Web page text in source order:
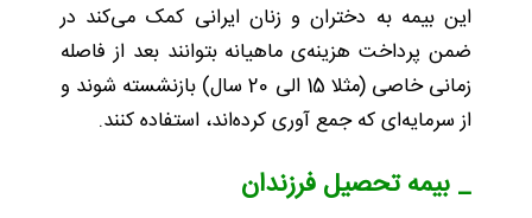
این بیمه به دختران و زنان ایرانی کمک می‌کند در
ضمن پرداخت هزینه‌ی ماهیانه بتوانند بعد از فاصله
زمانی خاصی (مثلا 15 الی 20 سال) بازنشسته شوند و
از سرمایه‌ای که جمع آوری کرده‌اند، استفاده کنند.
_ بیمه تحصیل فرزندان